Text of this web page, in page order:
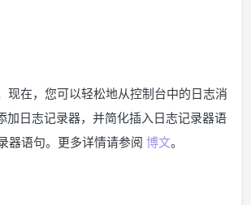
现在，您可以轻松地从控制台中的日志消
加日志记录器，并简化插入日志记录器语
器语句。更多详情请参阅 博文。